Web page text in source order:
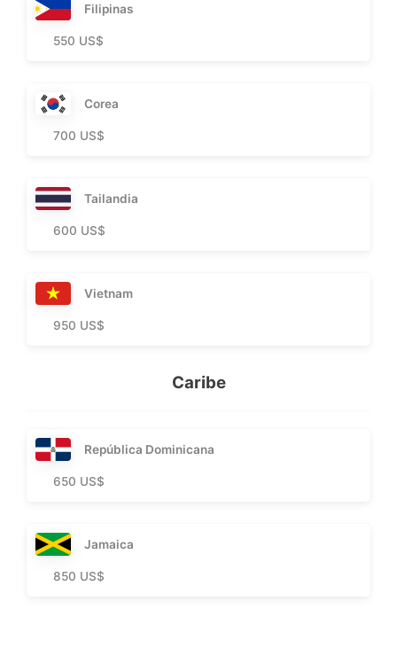
Filipinas
550 US$
Corea
700 US$
Tailandia
600 US$
Vietnam
950 US$
Caribe
República Dominicana
650 US$
Jamaica
850 US$